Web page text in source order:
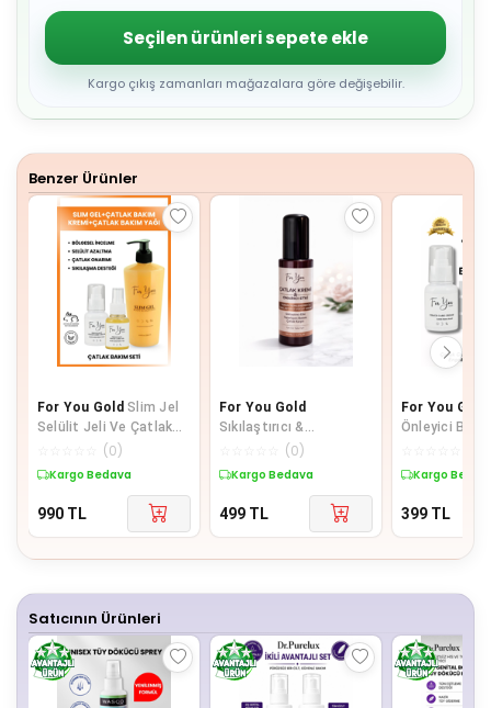
2
3
4
5
6
8
Seçilen ürünleri sepete ekle
Kargo çıkış zamanları mağazalara göre değişebilir.
Benzer Ürünler
For You Gold Slim Jel
Selülit Jeli Ve Çatlak
Oluşumunu Azaltmaya
Kremi&Çatlak Bakım
Yağı
(0)
Kargo Bedava
990 TL
For You Gold
Sıkılaştırıcı &
Toparlayıcı Isı Etkili
Kremi | Bölgesel Bakım
ve Selülit 100 ml
(0)
Kargo Bedava
499 TL
For You Gold
Önleyici
Kremi
Kargo
399 TL
Satıcının Ürünleri